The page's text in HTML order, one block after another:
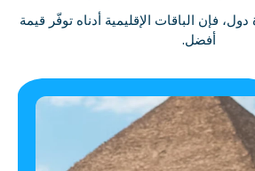
فإن الباقات الإقليمية أدناه توفّر قيمة
أفضل.